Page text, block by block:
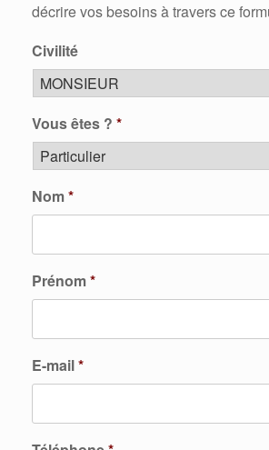
décrire vos besoins à travers ce
Civilité
Vous êtes ? *
Nom*
Prénom*
E-mail*